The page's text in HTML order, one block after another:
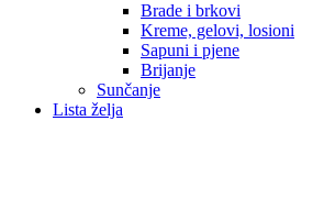
Brade i brkovi
Kreme, gelovi, losioni
Sapuni i pjene
Brijanje
Sunčanje
Lista želja